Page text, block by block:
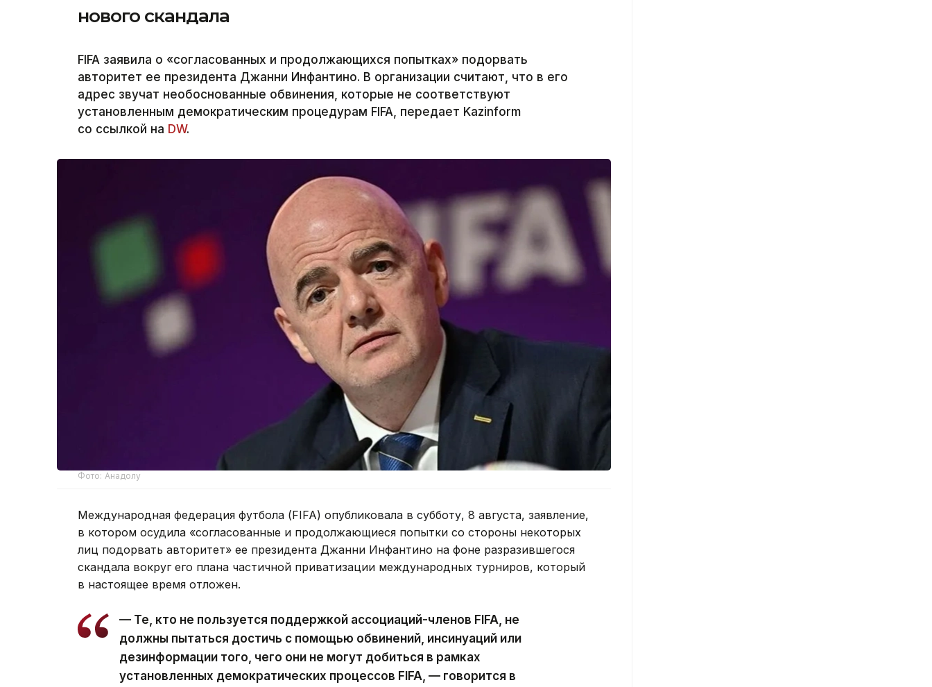
нового скандала
FIFA заявила о «согласованных и продолжающихся попытках» подорвать
авторитет ее президента Джанни Инфантино. В организации считают, что в его
адрес звучат необоснованные обвинения, которые не соответствуют
установленным демократическим процедурам FIFA, передает Kazinform
со ссылкой на DW.
Фото: Анадолу
Международная федерация футбола (FIFA) опубликовала в субботу, 8 августа, заявление,
в котором осудила «согласованные и продолжающиеся попытки со стороны некоторых
лиц подорвать авторитет» ее президента Джанни Инфантино на фоне разразившегося
скандала вокруг его плана частичной приватизации международных турниров, который
в настоящее время отложен.
— Те, кто не пользуется поддержкой ассоциаций-членов FIFA, не
должны пытаться достичь с помощью обвинений, инсинуаций или
дезинформации того, чего они не могут добиться в рамках
установленных демократических процессов FIFA, — говорится в